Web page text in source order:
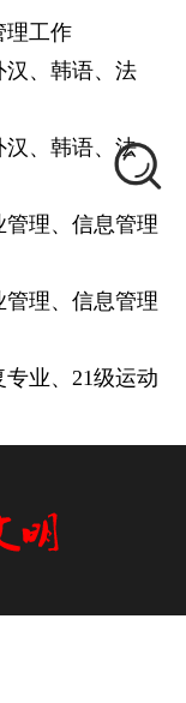
工作
、 韩语、法
汉 、韩语、法
理、信息管理
管理、信息管理
业、21级运动